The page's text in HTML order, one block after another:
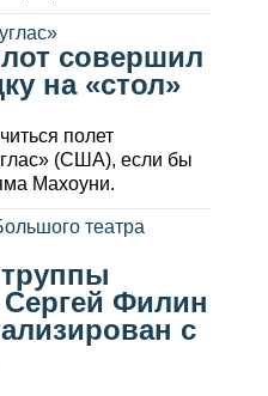
совершил
на «стол»
полет
(США), если бы
Махоуни.
Филин
с